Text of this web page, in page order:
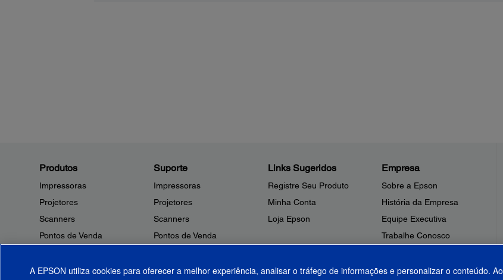
Produtos
Impressoras
Projetores
Scanners
Pontos de Venda
Microdispositivos
Suporte
Impressoras
Projetores
Scanners
Pontos de Venda
Outros Produtos
Links Sugeridos
Registre Seu Produto
Minha Conta
Loja Epson
Empresa
Sobre a Epson
História da Empresa
Equipe Executiva
Trabalhe Conosco
Fale Conosco
A EPSON utiliza cookies para oferecer a melhor experiência, analisar o tráfego de informações e personalizar o conteúdo. Ao